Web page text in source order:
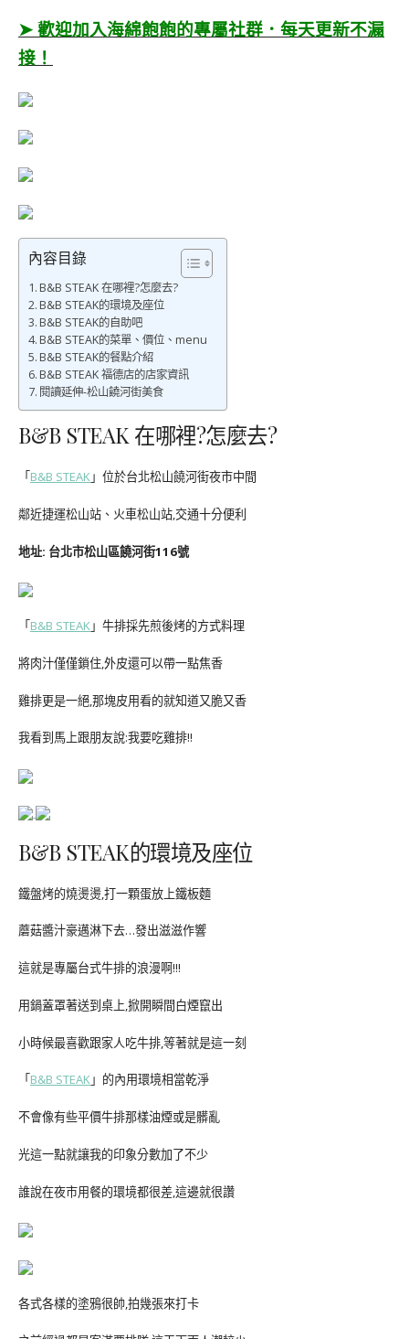
➤ 歡迎加入海綿飽飽的專屬社群．每天更新不漏
接！
內容目錄
B&B STEAK 在哪裡?怎麼去?
B&B STEAK的環境及座位
B&B STEAK的自助吧
B&B STEAK的菜單、價位、menu
B&B STEAK的餐點介紹
B&B STEAK 福德店的店家資訊
閱讀延伸-松山饒河街美食
B&B STEAK 在哪裡?怎麼去?
「B&B STEAK」位於台北松山饒河街夜市中間
鄰近捷運松山站、火車松山站,交通十分便利
地址: 台北市松山區饒河街116號
「B&B STEAK」牛排採先煎後烤的方式料理
將肉汁僅僅鎖住,外皮還可以帶一點焦香
雞排更是一絕,那塊皮用看的就知道又脆又香
我看到馬上跟朋友說:我要吃雞排!!
B&B STEAK的環境及座位
鐵盤烤的燒燙燙,打一顆蛋放上鐵板麵
蘑菇醬汁豪邁淋下去…發出滋滋作響
這就是專屬台式牛排的浪漫啊!!!
用鍋蓋罩著送到桌上,掀開瞬間白煙竄出
小時候最喜歡跟家人吃牛排,等著就是這一刻
「 B&B STEAK」的內用環境相當乾淨
不會像有些平價牛排那樣油煙或是髒亂
光這一點就讓我的印象分數加了不少
誰說在夜市用餐的環境都很差,這邊就很讚
各式各樣的塗鴉很帥,拍幾張來打卡